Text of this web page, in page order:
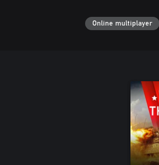
Online multiplayer